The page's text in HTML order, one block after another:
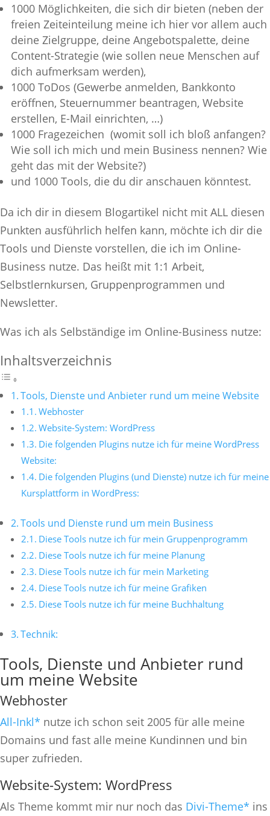
1000 Möglichkeiten, die sich dir bieten (neben der
freien Zeiteinteilung meine ich hier vor allem auch
deine Zielgruppe, deine Angebotspalette, deine
Content-Strategie (wie sollen neue Menschen auf
dich aufmerksam werden),
1000 ToDos (Gewerbe anmelden, Bankkonto
eröffnen, Steuernummer beantragen, Website
erstellen, E-Mail einrichten, …)
1000 Fragezeichen (womit soll ich bloß anfangen?
Wie soll ich mich und mein Business nennen? Wie
geht das mit der Website?)
und 1000 Tools, die du dir anschauen könntest.
Da ich dir in diesem Blogartikel nicht mit ALL diesen
Punkten ausführlich helfen kann, möchte ich dir die
Tools und Dienste vorstellen, die ich im Online-
Business nutze. Das heißt mit 1:1 Arbeit,
Selbstlernkursen, Gruppenprogrammen und
Newsletter.
Was ich als Selbständige im Online-Business nutze:
Inhaltsverzeichnis
Tools, Dienste und Anbieter rund um meine Website
Webhoster
Website-System: WordPress
Die folgenden Plugins nutze ich für meine WordPress
Website:
Die folgenden Plugins (und Dienste) nutze ich für meine
Kursplattform in WordPress:
Tools und Dienste rund um mein Business
Diese Tools nutze ich für mein Gruppenprogramm
Diese Tools nutze ich für meine Planung
Diese Tools nutze ich für mein Marketing
Diese Tools nutze ich für meine Grafiken
Diese Tools nutze ich für meine Buchhaltung
Technik:
Tools, Dienste und Anbieter rund
um meine Website
Webhoster
All-Inkl* nutze ich schon seit 2005 für alle meine
Domains und fast alle meine Kundinnen und bin
super zufrieden.
Website-System: WordPress
Als Theme kommt mir nur noch das Divi-Theme* ins